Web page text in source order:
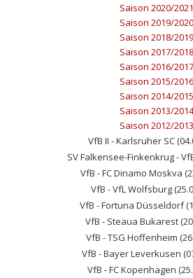
Saison 2020/2021
Saison 2019/2020
Saison 2018/2019
Saison 2017/2018
Saison 2016/2017
Saison 2015/2016
Saison 2014/2015
Saison 2013/2014
Saison 2012/2013
VfB II - Karlsruher SC
SV Falkensee-Finkenkrug -
VfB - FC Dinamo Moskva
VfB - VfL Wolfsburg
VfB - Fortuna Düsseldorf
VfB - Steaua Bukarest
VfB - TSG Hoffenheim
VfB - Bayer Leverkusen
VfB - FC Kopenhagen